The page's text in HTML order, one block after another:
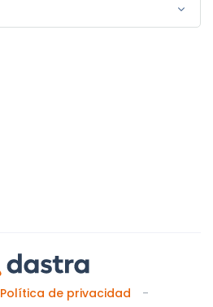
Política de privacidad